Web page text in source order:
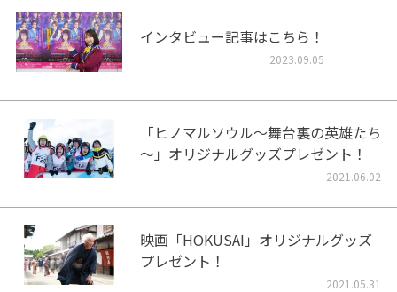
インタビュー記事はこちら！
2023.09.05
「ヒノマルソウル～舞台裏の英雄たち
～」オリジナルグッズプレゼント！
2021.06.02
映画「HOKUSAI」オリジナルグッズ
プレゼント！
2021.05.31